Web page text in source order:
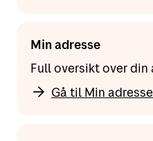
Min adresse
Full oversikt over din
Gå til Min adresse